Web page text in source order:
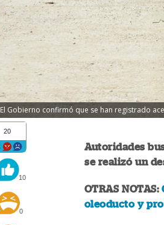
El Gobierno confirmó que se han registrado
20
10
0
Autoridades
se realizó un
OTRAS NOTAS:
oleoducto y